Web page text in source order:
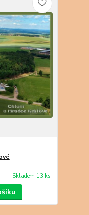
Skladem 13 ks